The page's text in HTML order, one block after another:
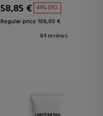
58,85 € 44% DTO.
Regular price 106,00 €
84 reviews